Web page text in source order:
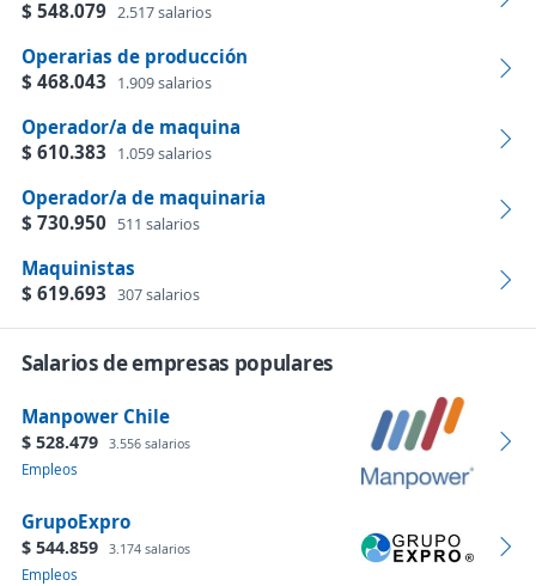
$ 548.079 2.517 salarios
Operarias de producción
$ 468.043
1.909 salarios
Operador/a de maquina
$ 610.383
1.059 salarios
Operador/a de maquinaria
$ 730.950 511 salarios
Maquinistas
$ 619.693 307 salarios
Salarios de empresas populares
Manpower Chile
$ 528.479 3.556 salarios
Empleos
GrupoExpro
$ 544.859 3.174 salarios
Empleos